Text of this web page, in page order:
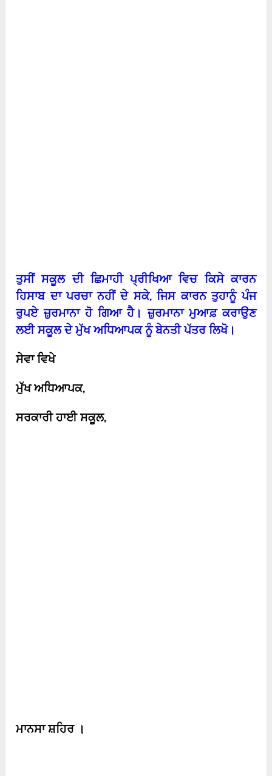
ਤੁਸੀਂ ਸਕੂਲ ਦੀ ਛਿਮਾਹੀ ਪ੍ਰੀਖਿਆ ਵਿਚ ਕਿਸੇ ਕਾਰਨ
ਹਿਸਾਬ ਦਾ ਪਰਚਾ ਨਹੀਂ ਦੇ ਸਕੇ,ਜਿਸ ਕਾਰਨ ਤੁਹਾਨੂੰ ਪੰਜ
ਰੁਪਏ ਜ਼ੁਰਮਾਨਾ ਹੋ ਗਿਆ ਹੈ। ਜ਼ੁਰਮਾਨਾ ਮੁਆਫ਼ ਕਰਾਉਣ
ਲਈ ਸਕੂਲ ਦੇ ਮੁੱਖ ਅਧਿਆਪਕ ਨੂੰ ਬੇਨਤੀ ਪੱਤਰ ਲਿਖੋ।
ਸੇਵਾ ਵਿਖੇ
ਮੁੱਖ ਅਧਿਆਪਕ,
ਸਰਕਾਰੀ ਹਾਈ ਸਕੂਲ,
ਮਾਨਸਾ ਸ਼ਹਿਰ ।